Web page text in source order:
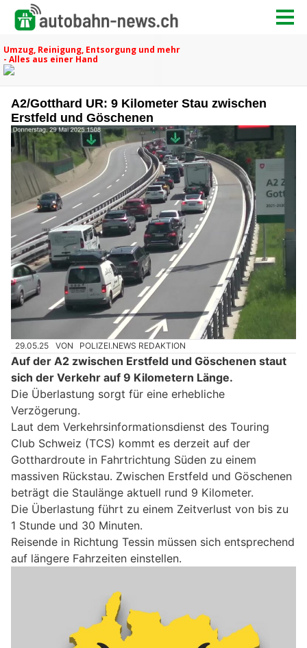
A2/Gotthard UR: 9 Kilometer Stau zwischen
Erstfeld und Göschenen
29.05.25 VON POLIZEI.NEWS REDAKTION
Auf der A2 zwischen Erstfeld und Göschenen staut
sich der Verkehr auf 9 Kilometern Länge.
Die Überlastung sorgt für eine erhebliche
Verzögerung.
Laut dem Verkehrsinformationsdienst des Touring
Club Schweiz (TCS) kommt es derzeit auf der
Gotthardroute in Fahrtrichtung Süden zu einem
massiven Rückstau. Zwischen Erstfeld und Göschenen
beträgt die Staulänge aktuell rund 9 Kilometer.
Die Überlastung führt zu einem Zeitverlust von bis zu
1 Stunde und 30 Minuten.
Reisende in Richtung Tessin müssen sich entsprechend
auf längere Fahrzeiten einstellen.